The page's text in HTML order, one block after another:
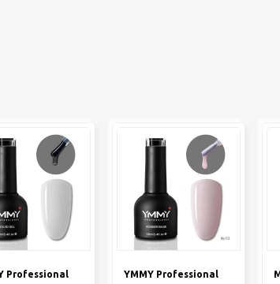
Professional
YMMY Professional